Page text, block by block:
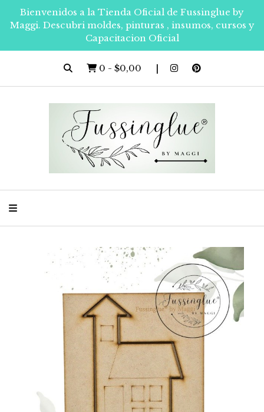
Bienvenidos a la Tienda Oficial de Fussinglue by
Maggi. Descubri moldes, pinturas , insumos, cursos y
Capacitacion Oficial
0 - $0,00